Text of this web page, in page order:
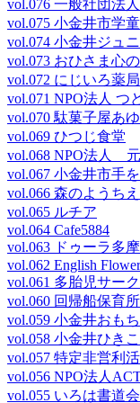
vol.076 一般社団法
vol.075 小金井市学
vol.074 小金井ジュ
vol.073 おひさま心
vol.072 にじいろ薬局
vol.071 NPO法人 つ
vol.070 駄菓子屋あ
vol.069 ひつじ食堂
vol.068 NPO法人
vol.067 小金井市手
vol.066 森のようち
vol.065 ルチア
vol.064 Cafe5884
vol.063 ドゥーラ多
vol.062 English
vol.061 多胎児サー
vol.060 回帰船保育所
vol.059 小金井おも
vol.058 小金井ひき
vol.057 特定非営利
vol.056 NPO法人
vol.055 いろは書道会